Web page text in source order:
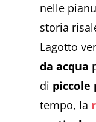
nelle
storia
Lagotto
da acqua
di piccole
tempo, la